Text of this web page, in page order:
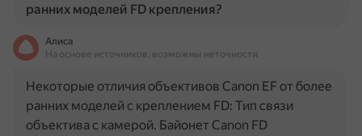
ранних моделей FD крепления?
Алиса
На основе источников, возможны неточности
Некоторые отличия объективов Canon EF от более
ранних моделей с креплением FD: Тип связи
объектива с камерой. Байонет Canon FD